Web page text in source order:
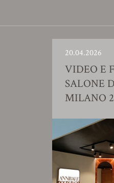
20.04.2026
VIDEO E
SALONE
MILANO